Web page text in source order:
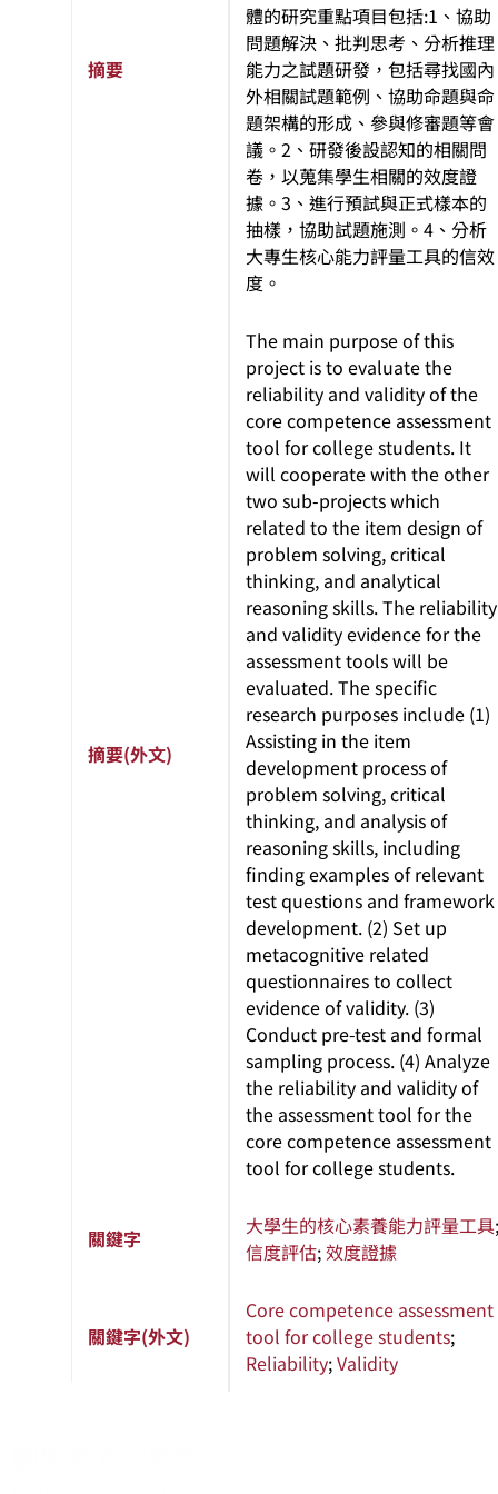
摘要
體的研究重點項目包括:1、協助
問題解決、批判思考、分析推理
能力之試題研發，包括尋找國內
外相關試題範例、協助命題與命
題架構的形成、參與修審題等會
議。2、研發後設認知的相關問
卷，以蒐集學生相關的效度證
據。3、進行預試與正式樣本的
抽樣，協助試題施測。4、分析
大專生核心能力評量工具的信效
度。
摘要(外文)
The main purpose of this
project is to evaluate the
reliability and validity of the
core competence assessment
tool for college students. It
will cooperate with the other
two sub-projects which
related to the item design of
problem solving, critical
thinking, and analytical
reasoning skills. The reliability
and validity evidence for the
assessment tools will be
evaluated. The specific
research purposes include (1)
Assisting in the item
development process of
problem solving, critical
thinking, and analysis of
reasoning skills, including
finding examples of relevant
test questions and framework
development. (2) Set up
metacognitive related
questionnaires to collect
evidence of validity. (3)
Conduct pre-test and formal
sampling process. (4) Analyze
the reliability and validity of
the assessment tool for the
core competence assessment
tool for college students.
關鍵字 大學生的核心素養能力評量工具;
信度評估;效度證據
關鍵字(外文)
Core competence assessment
tool for college students;
Reliability;Validity